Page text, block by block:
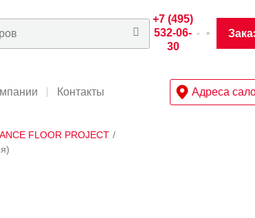
+7 (495)
532-06-
30
Контакты Адреса
FLOOR PROJECT /